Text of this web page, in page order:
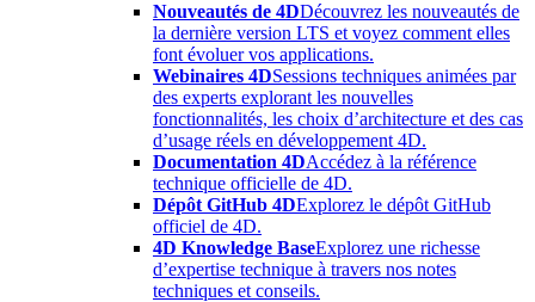
Nouveautés de 4DDécouvrez les nouveautés de
la dernière version LTS et voyez comment elles
font évoluer vos applications.
Webinaires 4DSessions techniques animées par
des experts explorant les nouvelles
fonctionnalités, les choix d’architecture et des cas
d’usage réels en développement 4D.
Documentation 4DAccédez à la référence
technique officielle de 4D.
Dépôt GitHub 4DExplorez le dépôt GitHub
officiel de 4D.
4D Knowledge BaseExplorez une richesse
d’expertise technique à travers nos notes
techniques et conseils.